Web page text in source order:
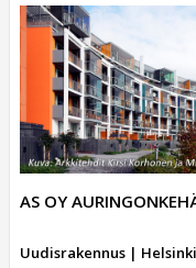
AS OY
Uudisrakennus | Helsinki